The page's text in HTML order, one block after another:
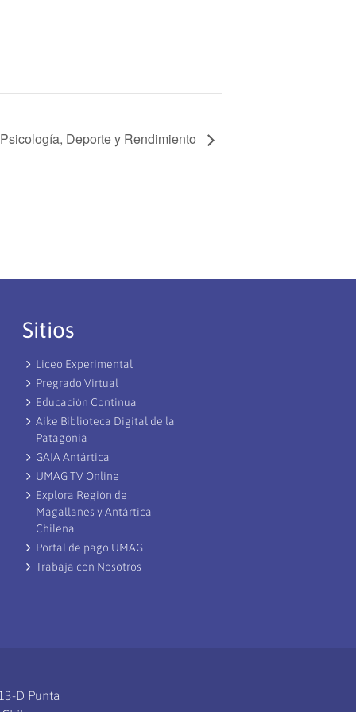
Psicología, Deporte y Rendimiento
Sitios
Liceo Experimental
Pregrado Virtual
Educación Continua
Aike Biblioteca Digital de la
Patagonia
GAIA Antártica
UMAG TV Online
Explora Región de
Magallanes y Antártica
Chilena
Portal de pago UMAG
Trabaja con Nosotros
D Punta